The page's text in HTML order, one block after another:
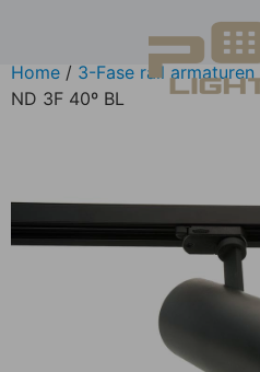
Home / 3-Fase rail armaturen
ND 3F 40º BL